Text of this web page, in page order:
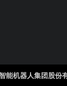
能机器人集团股份